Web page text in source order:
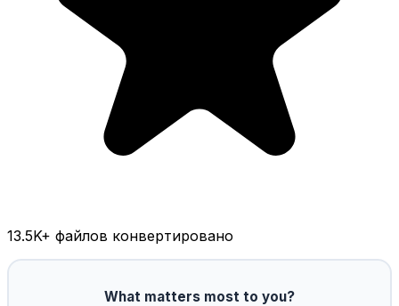
13.5K+ файлов конвертировано
What matters most to you?